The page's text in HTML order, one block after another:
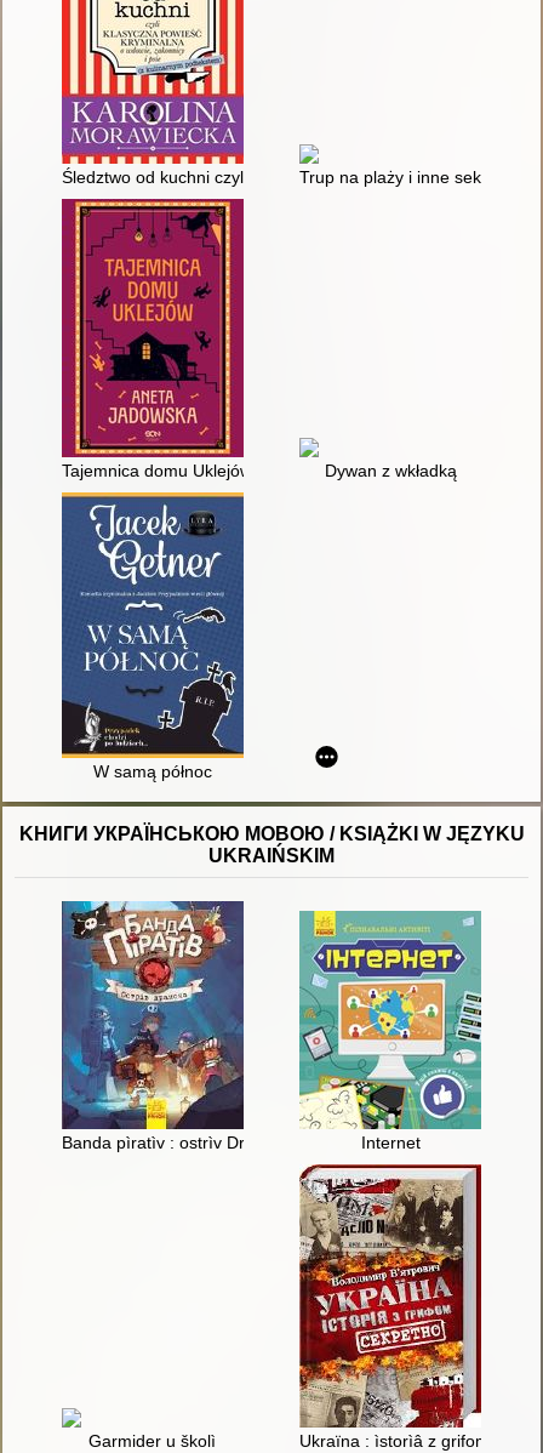
Śledztwo od kuchni czyli Klasyczna powieść kryminalna o
Trup na plaży i inne sekrety
Tajemnica domu Uklejów Dywan z wkładką
W samą północ
KНИГИ УКРАЇНСЬКОЮ МОВОЮ / KSIĄŻKI W JĘZYKU
UKRAIŃSKIM
Banda pìratìv : ostrìv Drakona Internet
Garmider u školì Ukraïna : ìstorìâ z grifom